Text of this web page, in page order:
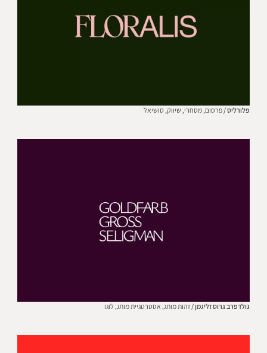
פלורליס / פרסום, מסחרי, שיווק, סושיאל
גולדפרב גרוס זליגמן / זהות מותג, אסטרטגיית מותג, לוגו